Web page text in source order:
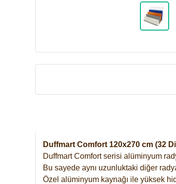
Duffmart Comfort 120x270 cm (32
Duffmart Comfort serisi alüminyum
Bu sayede aynı uzunluktaki diğer
Özel alüminyum kaynağı ile yüksek